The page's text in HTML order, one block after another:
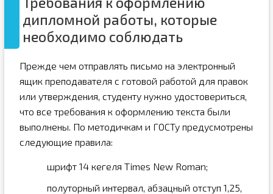
дипломной работы, которые
необходимо соблюдать
Прежде чем отправлять письмо на электронный
ящик преподавателя с готовой работой для правок
или утверждения, студенту нужно удостовериться,
что все требования к оформлению текста были
выполнены. По методичкам и ГОСТу предусмотрены
следующие правила:
шрифт 14 кегеля Times New Roman;
полуторный интервал, абзацный отступ 1,25,